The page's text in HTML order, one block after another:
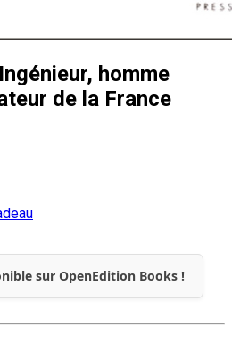
homme
de la France
sur OpenEdition Books !